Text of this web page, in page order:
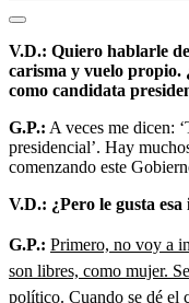
V.D.: Quiero hablarle
carisma y vuelo propio.
como candidata
G.P.: A veces me dicen:
presidencial’. Hay
comenzando este
V.D.: ¿Pero le gusta esa
G.P.: Primero, no voy a
son libres, como mujer.
político. Cuando se dé el